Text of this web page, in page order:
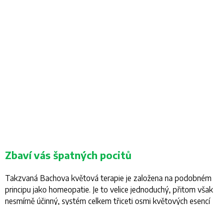
Zbaví vás špatných pocitů
Takzvaná Bachova květová terapie je založena na podobném
principu jako homeopatie. Je to velice jednoduchý, přitom však
nesmírně účinný, systém celkem třiceti osmi květových esencí